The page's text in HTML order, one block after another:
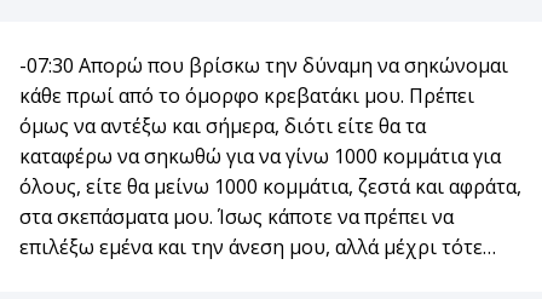
-07:30 Απορώ που βρίσκω την δύναμη να σηκώνομαι
κάθε πρωί από το όμορφο κρεβατάκι μου. Πρέπει
όμως να αντέξω και σήμερα, διότι είτε θα τα
καταφέρω να σηκωθώ για να γίνω 1000 κομμάτια για
όλους, είτε θα μείνω 1000 κομμάτια, ζεστά και αφράτα,
στα σκεπάσματα μου. Ίσως κάποτε να πρέπει να
επιλέξω εμένα και την άνεση μου, αλλά μέχρι τότε…